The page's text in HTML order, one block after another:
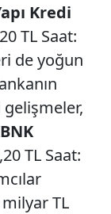
Kredi
TL Saat:
de yoğun
TL Saat:
TL